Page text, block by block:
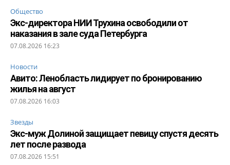
Общество
Экс-директора НИИ Трухина освободили от
наказания в зале суда Петербурга
07.08.2026 16:23
Новости
Авито: Ленобласть лидирует по бронированию
жилья на август
07.08.2026 16:03
Звезды
Экс-муж Долиной защищает певицу спустя десять
лет после развода
07.08.2026 15:51